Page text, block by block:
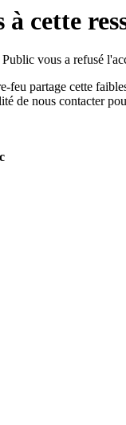
à cette
vous a refusé
feu partage cette
de nous contacter